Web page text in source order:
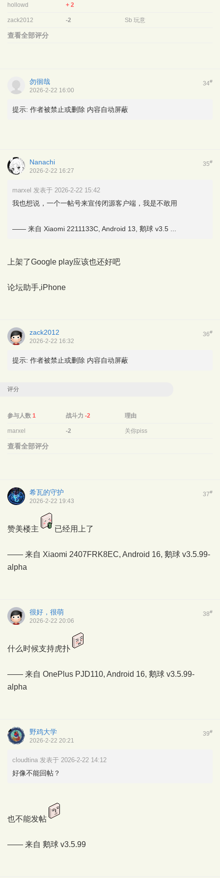
hollowd + 2
zack2012 -2 Sb 玩意
查看全部评分
34#
勿徊哉
2026-2-22 16:00
提示: 作者被禁止或删除 内容自动屏蔽
35#
Nanachi
2026-2-22 16:27
marxel 发表于 2026-2-22 15:42
我也想说，一个一帖号来宣传闭源客户端，我是不敢用
—— 来自 Xiaomi 2211133C, Android 13, 鹅球 v3.5 ...
上架了Google play应该也还好吧
论坛助手,iPhone
36#
zack2012
2026-2-22 16:32
提示: 作者被禁止或删除 内容自动屏蔽
评分
参与人数 1 战斗力-2 理由
marxel -2 关你piss
查看全部评分
37#
希瓦的守护
2026-2-22 19:43
赞美楼主 已经用上了
—— 来自 Xiaomi 2407FRK8EC, Android 16, 鹅球 v3.5.99-
alpha
38#
很好，很萌
2026-2-22 20:06
什么时候支持虎扑
—— 来自 OnePlus PJD110, Android 16, 鹅球 v3.5.99-
alpha
39#
野鸡大学
2026-2-22 20:21
cloudtina 发表于 2026-2-22 14:12
好像不能回帖？
也不能发帖
—— 来自 鹅球 v3.5.99